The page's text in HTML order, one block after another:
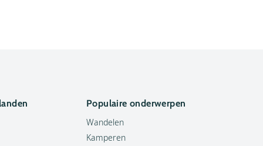
Populaire onderwerpen
Wandelen
Kamperen